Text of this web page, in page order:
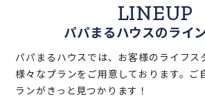
LINEUP
パパまるハウスのライ
パパまるハウスでは、お客様のライフス
様々なプランをご用意しております。ご
ランがきっと見つかります！